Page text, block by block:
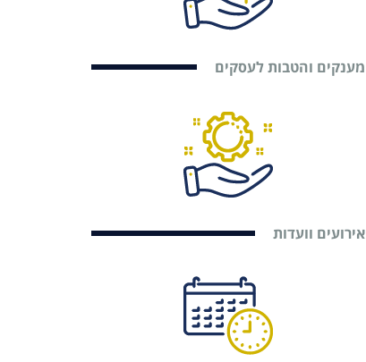
מענקים והטבות לעסקים
אירועים וועדות